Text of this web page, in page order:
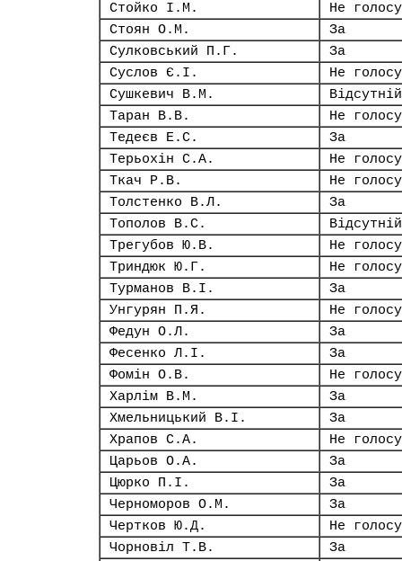
Стойко І.М.
Не
Стоян О.М.
За
Сулковський П.Г.
За
Суслов Є.І.
Не
Сушкевич В.М.
Відсутній
Таран В.В.
Не
Тедеєв Е.С.
За
Терьохін С.А.
Не
Ткач Р.В.
Не
Толстенко В.Л.
За
Тополов В.С.
Відсутній
Трегубов Ю.В.
Не
Триндюк Ю.Г.
Не
Турманов В.І.
За
Унгурян П.Я.
Не
Федун О.Л.
За
Фесенко Л.І.
За
Фомін О.В.
Не
Харлім В.М.
За
Хмельницький В.І.
За
Храпов С.А.
Не
Царьов О.А.
За
Цюрко П.І.
За
Черноморов О.М.
За
Чертков Ю.Д.
Не
Чорновіл Т.В.
За